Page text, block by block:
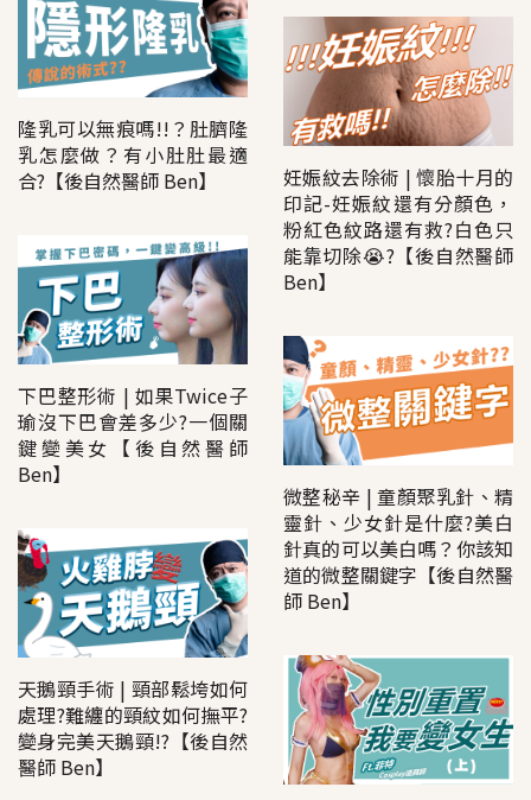
隆乳可以無痕嗎!!？肚臍隆
乳怎麼做？有小肚肚最適
合?【後自然醫師 Ben】
妊娠紋去除術 | 懷胎十月的
印記-妊娠紋還有分顏色，
粉紅色紋路還有救?白色只
能靠切除😭?【後自然醫師
Ben】
下巴整形術 | 如果Twice子
瑜沒下巴會差多少?一個關
鍵變美女【後自然醫師
Ben】
微整秘辛 | 童顏聚乳針、精
靈針、少女針是什麼?美白
針真的可以美白嗎？你該知
道的微整關鍵字【後自然醫
師 Ben】
天鵝頸手術 | 頸部鬆垮如何
處理?難纏的頸紋如何撫平?
變身完美天鵝頸!?【後自然
醫師 Ben】